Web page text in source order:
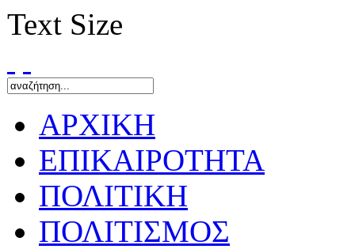
Text Size
ΑΡΧΙΚΗ
ΕΠΙΚΑΙΡΟΤΗΤΑ
ΠΟΛΙΤΙΚΗ
ΠΟΛΙΤΙΣΜΟΣ